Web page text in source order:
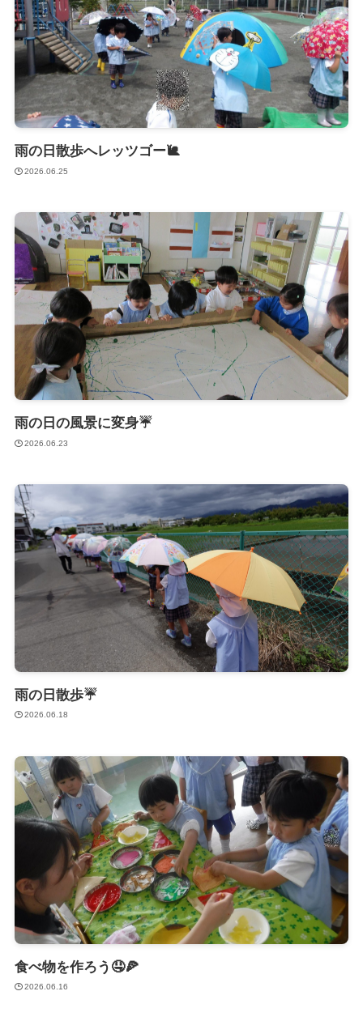
雨の日散歩へレッツゴー🐌
2026.06.25
雨の日の風景に変身☔
2026.06.23
雨の日散歩☔
2026.06.18
食べ物を作ろう🤤🍕
2026.06.16